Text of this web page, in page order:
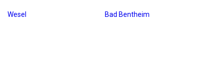
Wesel Bad Bentheim